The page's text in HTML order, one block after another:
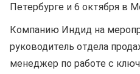
Петербурге и 6 октября в
Компанию Индид на
руководитель отдела
менеджер по работе с